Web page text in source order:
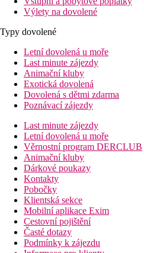
Výlety na dovolené
Typy dovolené
Letní dovolená u moře
Last minute zájezdy
Animační kluby
Exotická dovolená
Dovolená s dětmi zdarma
Poznávací zájezdy
Last minute zájezdy
Letní dovolená u moře
Věrnostní program DERCLUB
Animační kluby
Dárkové poukazy
Kontakty
Pobočky
Klientská sekce
Mobilní aplikace Exim
Cestovní pojištění
Časté dotazy
Podmínky k zájezdu